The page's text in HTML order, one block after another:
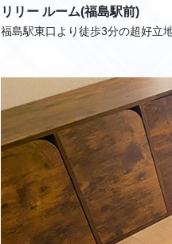
リリー ルーム(福島駅前)
福島駅東口より徒歩3分の超好立